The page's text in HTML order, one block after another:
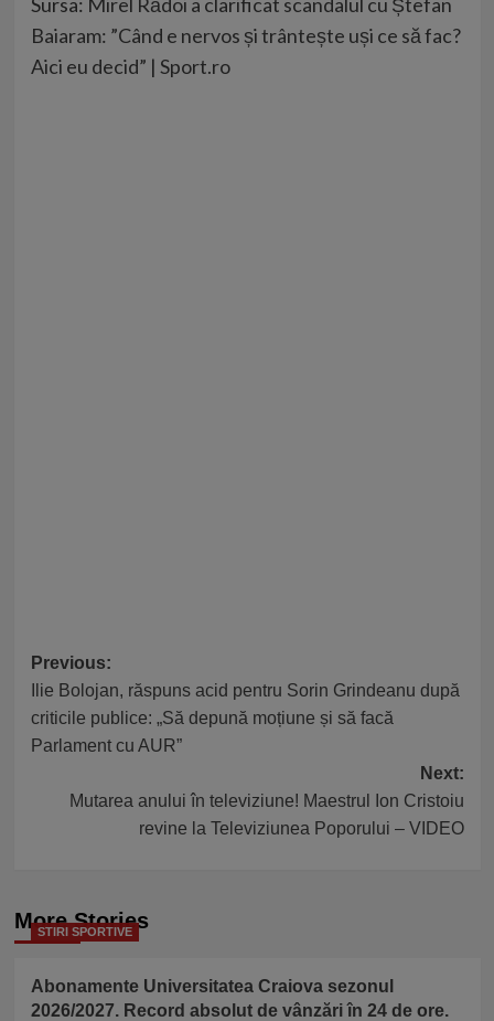
Baiaram: ”Când e nervos și trântește uși ce să fac?
Aici eu decid” | Sport.ro
Post
navigation
Previous:
Ilie Bolojan, răspuns acid pentru Sorin Grindeanu după
criticile publice: „Să depună moțiune și să facă
Parlament cu AUR”
Next:
Mutarea anului în televiziune! Maestrul Ion Cristoiu
revine la Televiziunea Poporului – VIDEO
More Stories
STIRI SPORTIVE
Abonamente Universitatea Craiova sezonul
2026/2027. Record absolut de vânzări în 24 de ore.